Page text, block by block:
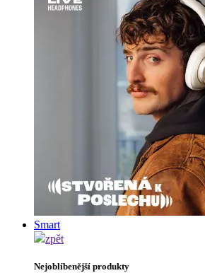
Smart
zpět
Nejoblíbenější produkty